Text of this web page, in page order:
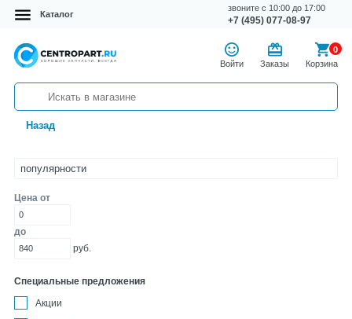
Каталог
+7 (495) 077-08-97
звоните с 10:00 до 17:00
Войти Заказы
0
Корзина
Назад
Цена от
до
руб.
Специальные предложения
Акции